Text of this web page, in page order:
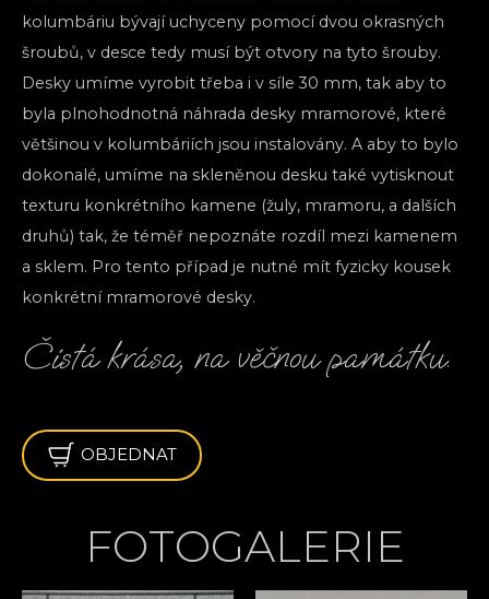
kolumbáriu bývají uchyceny pomocí dvou okrasných
šroubů, v desce tedy musí být otvory na tyto šrouby.
Desky umíme vyrobit třeba i v síle 30 mm, tak aby to
byla plnohodnotná náhrada desky mramorové, které
většinou v kolumbáriích jsou instalovány. A aby to bylo
dokonalé, umíme na skleněnou desku také vytisknout
texturu konkrétního kamene (žuly, mramoru, a dalších
druhů) tak, že téměř nepoznáte rozdíl mezi kamenem
a sklem. Pro tento případ je nutné mít fyzicky kousek
konkrétní mramorové desky.
Čistá krása, na věčnou památku.
OBJEDNAT
FOTOGALERIE